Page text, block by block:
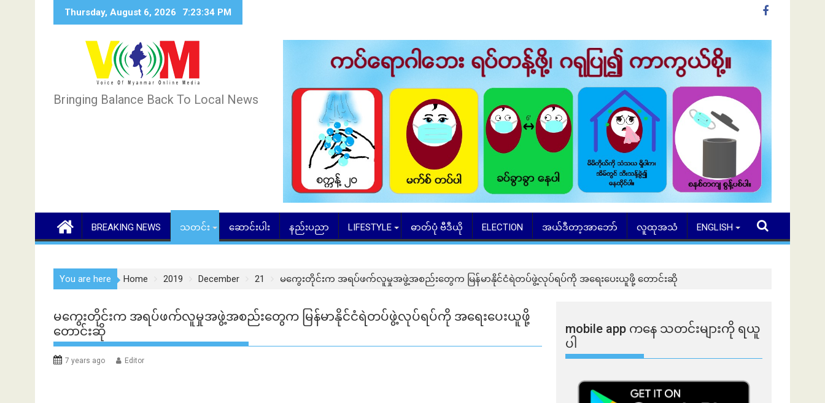
Thursday, August 6, 2026 7:23:35 PM
Bringing Balance Back To Local News
BREAKING NEWS သတင်း ဆောင်းပါး နည်းပညာ LIFESTYLE ဓာတ်ပုံ ဗီဒီယို ELECTION အယ်ဒီတာ့အာဘော် လူထုအသံ ENGLISH
You are here Home 2019 December 21 မကွေးတိုင်းက အရပ်ဖက်လူမှုအဖွဲ့အစည်းတွေက မြန်မာနိုင်ငံရဲတပ်ဖွဲ့လုပ်ရပ်ကို အရေးပေးယူဖို့ တောင်းဆို
မကွေးတိုင်းက အရပ်ဖက်လူမှုအဖွဲ့အစည်းတွေက မြန်မာနိုင်ငံရဲတပ်ဖွဲ့လုပ်ရပ်ကို အရေးပေးယူဖို့
တောင်းဆို
7 years ago Editor
mobile app ​​ကနေ ​​သတင်းများကို ရယူ
ပါ